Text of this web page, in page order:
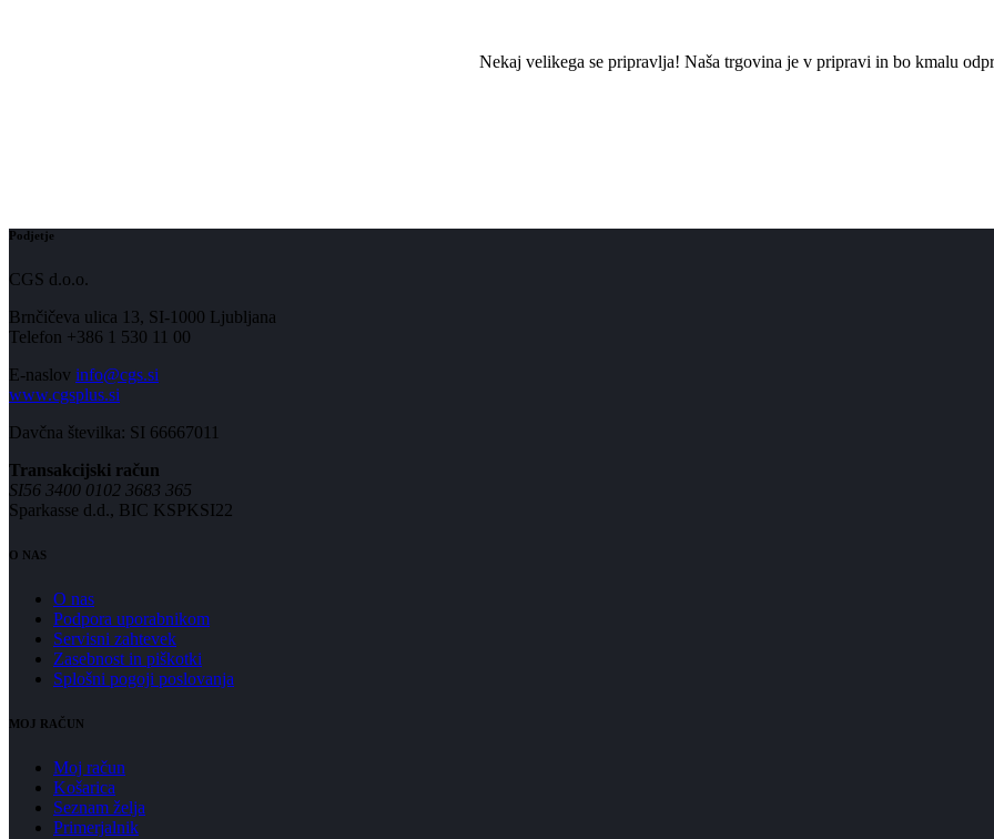
Nekaj ​​velikega se pripravlja! Naša trgovina je v pripravi in ​​bo kmalu
Podjetje
CGS d.o.o.
Brnčičeva ulica 13, SI-1000 Ljubljana
Telefon +386 1 530 11 00
E-naslov info@cgs.si
www.cgsplus.si
Davčna številka: SI 66667011
Transakcijski račun
SI56 3400 0102 3683 365
Sparkasse d.d., BIC KSPKSI22
O NAS
O nas
Podpora uporabnikom
Servisni zahtevek
Zasebnost in piškotki
Splošni pogoji poslovanja
MOJ RAČUN
Moj račun
Košarica
Seznam želja
Primerjalnik